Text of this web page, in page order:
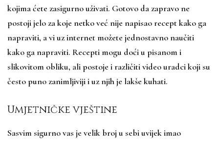
kojima ćete zasigurno uživati. Gotovo da zapravo ne
postoji jelo za koje netko već nije napisao recept kako ga
napraviti, a vi uz internet možete jednostavno naučiti
kako ga napraviti. Recepti mogu doći u pisanom i
slikovitom obliku, ali postoje i različiti video uradci koji su
često puno zanimljiviji i uz njih je lakše kuhati.
Umjetničke vještine
Sasvim sigurno vas je velik broj u sebi uvijek imao